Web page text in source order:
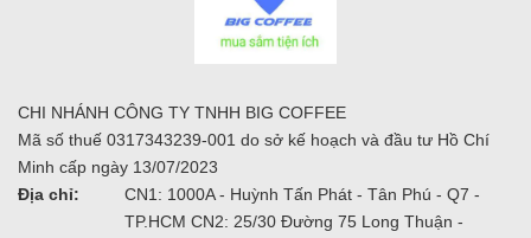
CHI NHÁNH CÔNG TY TNHH BIG COFFEE
Mã số thuế 0317343239-001 do sở kế hoạch và đầu tư Hồ Chí
Minh cấp ngày 13/07/2023
Địa chỉ:
CN1: 1000A - Huỳnh Tấn Phát - Tân Phú - Q7 -
TP.HCM CN2: 25/30 Đường 75 Long Thuận -